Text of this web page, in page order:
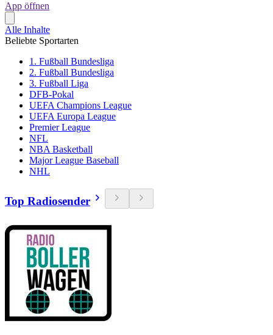
App öffnen
Alle Inhalte
Beliebte Sportarten
1. Fußball Bundesliga
2. Fußball Bundesliga
3. Fußball Liga
DFB-Pokal
UEFA Champions League
UEFA Europa League
Premier League
NFL
NBA Basketball
Major League Baseball
NHL
Top Radiosender